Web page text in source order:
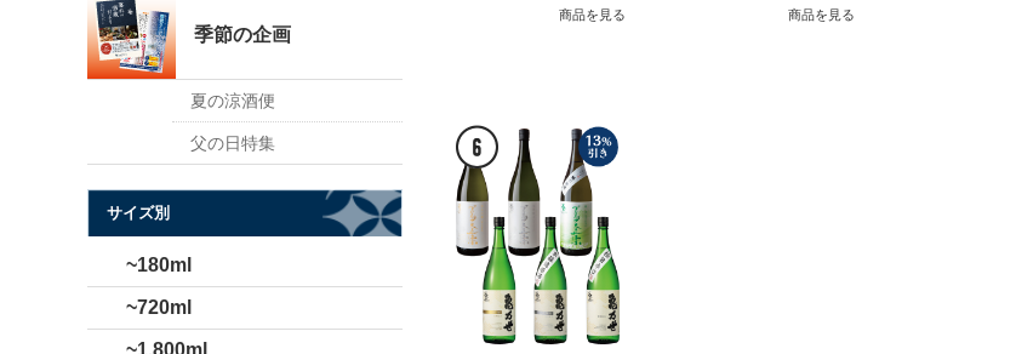
商品を見る 商品を見る
季節の企画
夏の涼酒便
父の日特集
サイズ別
~180ml
~720ml
~1,800ml